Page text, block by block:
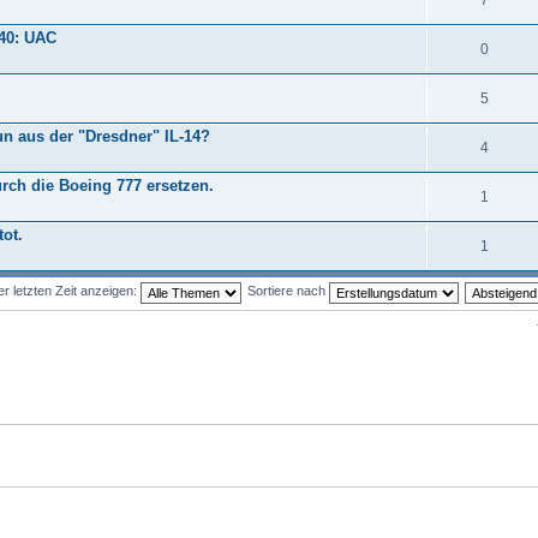
UAC
0
5
aus der "Dresdner" IL-14?
4
die Boeing 777 ersetzen.
1
1
letzten Zeit anzeigen: Sortiere nach